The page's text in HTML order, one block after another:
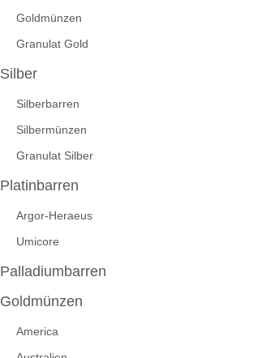
Goldmünzen
Granulat Gold
Silber
Silberbarren
Silbermünzen
Granulat Silber
Platinbarren
Argor-Heraeus
Umicore
Palladiumbarren
Goldmünzen
America